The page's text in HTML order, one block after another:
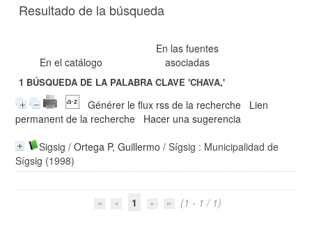
Resultado de la búsqueda
En el catálogo
En las fuentes
asociadas
1 BÚSQUEDA DE LA PALABRA CLAVE'CHAVA,'
Générer le flux rss de la recherche
Lien
permanent de la recherche
Hacer una sugerencia
Sigsig /Ortega P, Guillermo / Sígsig : Municipalidad de
Sígsig (1998)
1 (1 - 1 / 1)